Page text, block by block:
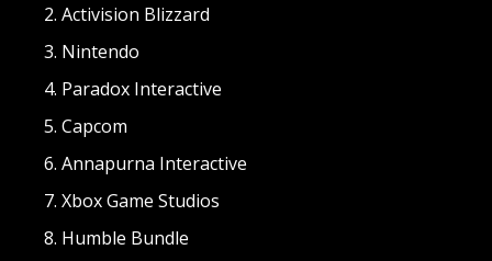
Activision Blizzard
Nintendo
Paradox Interactive
Capcom
Annapurna Interactive
Xbox Game Studios
Humble Bundle